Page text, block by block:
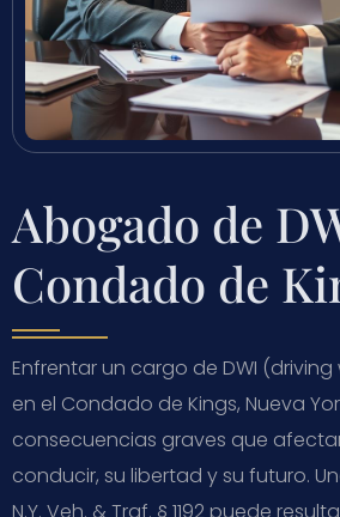
Abogado de
Condado de
Enfrentar un cargo de DWI
en el Condado de Kings, Nueva
consecuencias graves que
conducir, su libertad y su futuro.
N.Y. Veh. & Traf. § 1192 puede